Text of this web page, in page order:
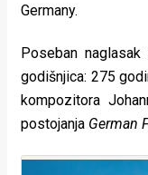
rade
Urban
Places
Aktivizam
Aktuelnosti
Germany.
Poseban
godišnjica: 275
kompozitora
postojanja German